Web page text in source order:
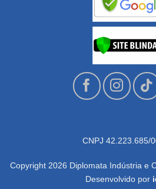
CNPJ 42.223.685/
Copyright 2026 Diplomata Indústria e
Desenvolvido por